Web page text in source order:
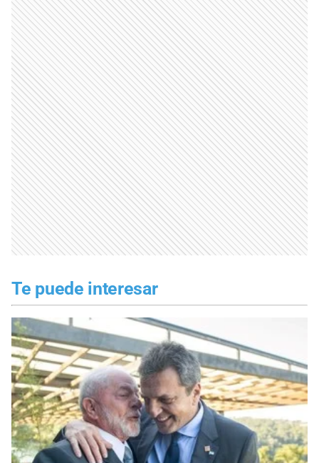
Te puede interesar